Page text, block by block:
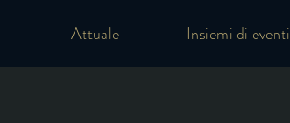
Attuale Insiemi di eventi